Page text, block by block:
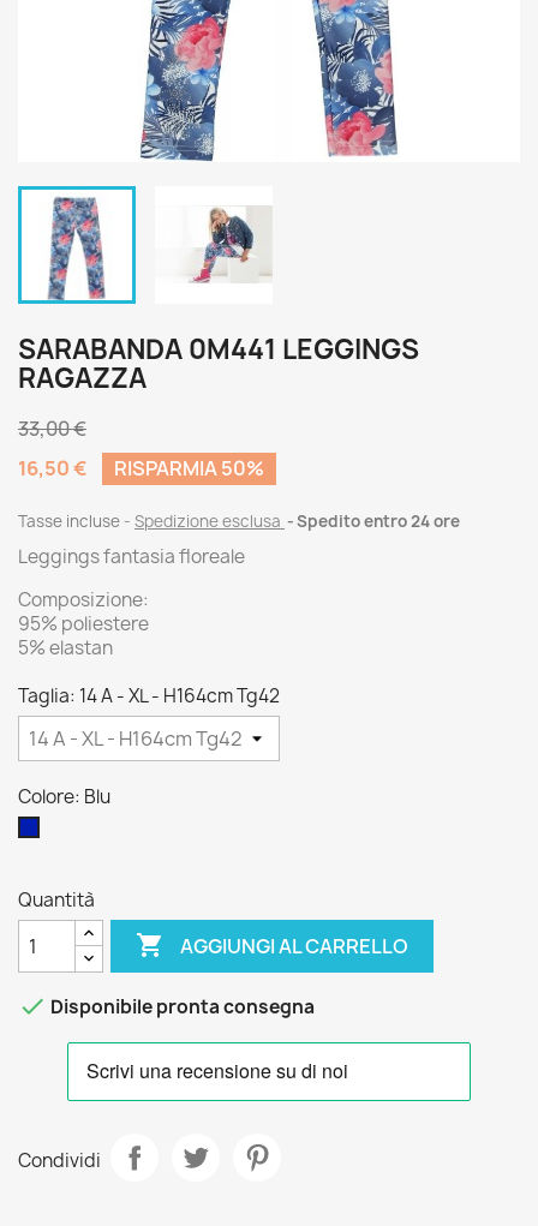
SARABANDA 0M441 LEGGINGS
RAGAZZA
33,00 €
16,50 €
RISPARMIA 50%
Tasse incluse Spedizione esclusa Spedito entro 24 ore
Leggings fantasia floreale
Composizione:
95% poliestere
5% elastan
Taglia: 14 A - XL - H164cm Tg42
Colore: Blu
Quantità
 AGGIUNGI AL CARRELLO
 Disponibile pronta consegna
Condividi